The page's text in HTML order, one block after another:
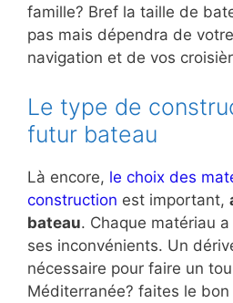
famille? Bref la taille de
pas mais dépendra de
navigation et de vos
Le type de
futur bateau
Là encore, le choix des
construction est important,
bateau. Chaque matériau
ses inconvénients. Un
nécessaire pour faire un
Méditerranée? faites le